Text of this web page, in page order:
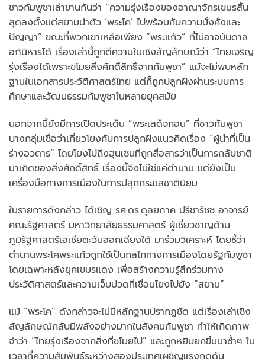
ชาวกัมพูชาเล่าขานกันว่า “ความรุ่งเรืองของอาณาจักรเขมรสิ้น
สุดลงตั้งแต่สยามนำตัว ‘พระโค’ ไปพร้อมกับความมั่งคั่งและ
ปัญญา” ขณะที่พวกเขาเหลือเพียง “พระแก้ว” ที่ไม่อาจบันดาล
อภินิหารได้ เรื่องเล่านี้ถูกตีความในเชิงสัญลักษณ์ว่า “ไทยเจริญ
รุ่งเรืองได้เพราะขโมยสิ่งศักดิ์สิทธิ์จากกัมพูชา” แม้จะไม่พบหลัก
ฐานในเอกสารประวัติศาสตร์ไทย แต่ก็ถูกปลูกฝังผ่านระบบการ
ศึกษาและวัฒนธรรมกัมพูชาในหลายยุคสมัย
นอกจากนี้ยังมีการเปิดประเด็น “พระเสด็จกอน” ที่ชาวกัมพูชา
บางกลุ่มเชื่อว่าเกี่ยวโยงกับการปลูกฝังแนวคิดเรื่อง “ผู้นำที่เป็น
ร่างอวตาร” โดยโยงไปถึงฮุนเซนที่ถูกสื่อสารว่าเป็นการกลับชาติ
มาเกิดของสิ่งศักดิ์สิทธิ์ เรื่องนี้จึงไม่ใช่แค่ตำนาน แต่ยังเป็น
เครื่องมือทางการเมืองในการปลุกกระแสชาตินิยม
ในรายการดังกล่าว ได้เชิญ รศ.ดร.ดุลยภาค ปรีชารัชช อาจารย์
คณะรัฐศาสตร์ มหาวิทยาลัยธรรมศาสตร์ ผู้เชี่ยวชาญด้าน
ภูมิรัฐศาสตร์เอเชียตะวันออกเฉียงใต้ มาร่วมวิเคราะห์ โดยชี้ว่า
ตำนานพระโคพระแก้วถูกใช้เป็นกลไกทางการเมืองโดยรัฐกัมพูชา
โดยเฉพาะหลังยุคเขมรแดง เพื่อสร้างความรู้สึกร่วมทาง
ประวัติศาสตร์และความเจ็บปวดที่เชื่อมโยงไปยัง “สยาม”
แม้ “พระโค” ดังกล่าวจะไม่มีหลักฐานปรากฏชัด แต่เรื่องเล่าเชิง
สัญลักษณ์กลับมีพลังอย่างมากในสังคมกัมพูชา ทำให้เกิดภาพ
จำว่า “ไทยรุ่งเรืองจากสิ่งที่ขโมยไป” และถูกหยิบยกขึ้นมาซ้ำๆ ใน
เวลาที่ความสัมพันธ์ระหว่างสองประเทศเผชิญแรงกดดัน